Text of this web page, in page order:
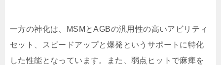
一方の神化は、MSMとAGBの汎用性の高いアビリティ
セット、スピードアップと爆発というサポートに特化
した性能となっています。また、弱点ヒットで麻痺を